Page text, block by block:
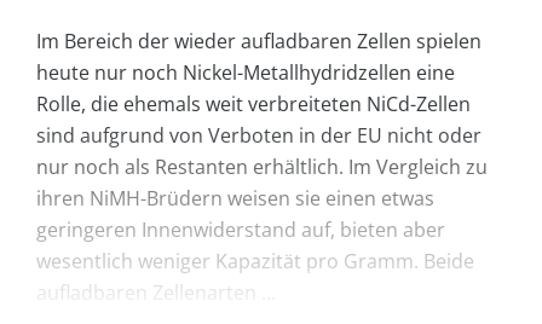
Im Bereich der wieder aufladbaren Zellen spielen
heute nur noch Nickel-Metallhydridzellen eine
Rolle, die ehemals weit verbreiteten NiCd-Zellen
sind aufgrund von Verboten in der EU nicht oder
nur noch als Restanten erhältlich. Im Vergleich zu
ihren NiMH-Brüdern weisen sie einen etwas
geringeren Innenwiderstand auf, bieten aber
wesentlich weniger Kapazität pro Gramm. Beide
aufladbaren Zellenarten ...